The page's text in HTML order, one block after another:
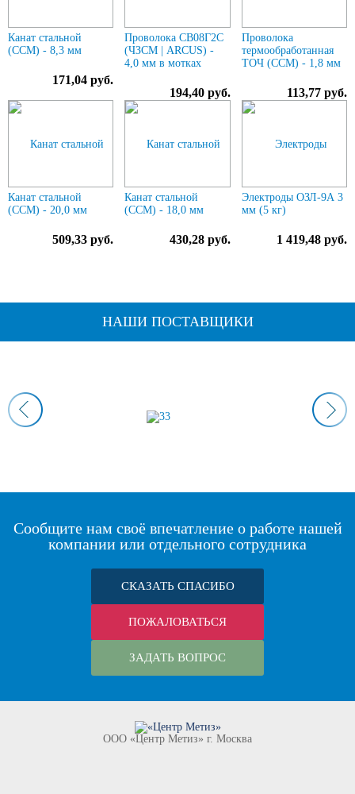
Канат стальной
(ССМ) - 8,3 мм
171,04 руб.
Проволока СВ08Г2С
(ЧЗСМ | ARCUS) -
4,0 мм в мотках
194,40 руб.
Проволока
термообработанная
ТОЧ (ССМ) - 1,8 мм
113,77 руб.
Канат стальной
(ССМ) - 20,0 мм
509,33 руб.
Канат стальной
(ССМ) - 18,0 мм
430,28 руб.
Электроды ОЗЛ-9А 3
мм (5 кг)
1 419,48 руб.
НАШИ ПОСТАВЩИКИ
Сообщите нам своё впечатление о работе нашей
компании или отдельного сотрудника
СКАЗАТЬ СПАСИБО
ПОЖАЛОВАТЬСЯ
ЗАДАТЬ ВОПРОС
ООО «Центр Метиз» г. Москва